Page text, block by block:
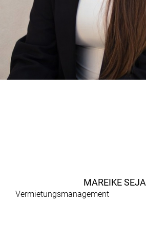
MAREIKE SEJA
Vermietungsmanagement